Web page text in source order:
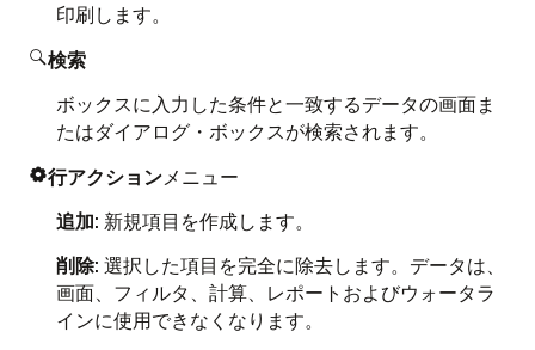
印刷します。
検索
ボックスに入力した条件と一致するデータの画面ま
たはダイアログ・ボックスが検索されます。
行アクションメニュー
追加: 新規項目を作成します。
削除: 選択した項目を完全に除去します。データは、
画面、フィルタ、計算、レポートおよびウォータラ
インに使用できなくなります。